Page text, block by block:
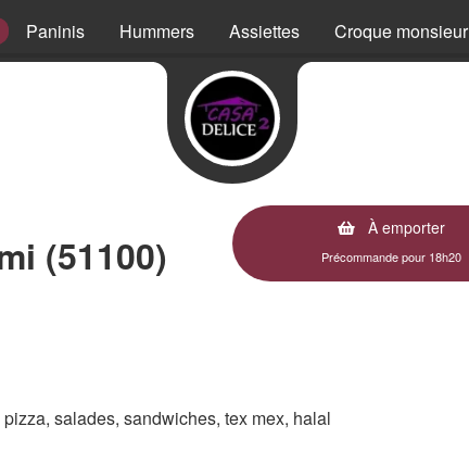
Paninis Hummers Assiettes Croque monsieur
(51100)
À emporter
Précommande pour 18h20
salades, sandwiches, tex mex, halal